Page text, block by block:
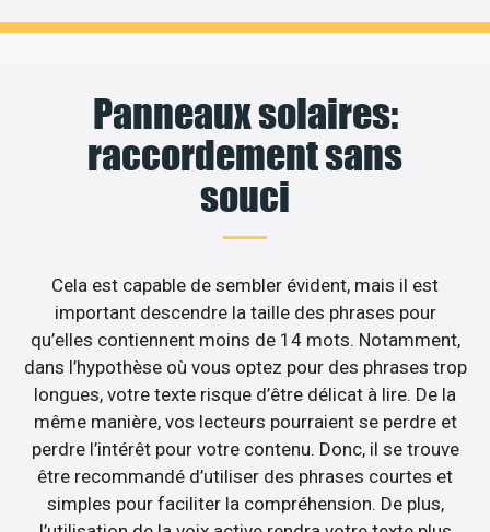
Panneaux solaires:
raccordement sans
souci
Cela est capable de sembler évident, mais il est
important descendre la taille des phrases pour
qu’elles contiennent moins de 14 mots. Notamment,
dans l’hypothèse où vous optez pour des phrases trop
longues, votre texte risque d’être délicat à lire. De la
même manière, vos lecteurs pourraient se perdre et
perdre l’intérêt pour votre contenu. Donc, il se trouve
être recommandé d’utiliser des phrases courtes et
simples pour faciliter la compréhension. De plus,